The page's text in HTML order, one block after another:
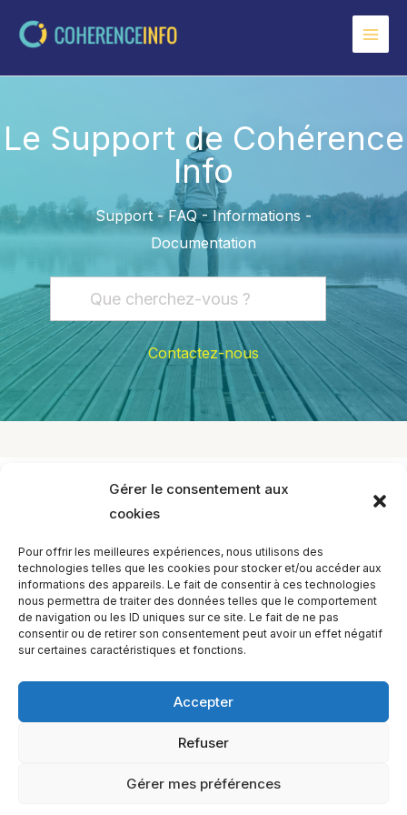
Gérer le consentement aux
cookies
Pour offrir les meilleures expériences, nous utilisons des
technologies telles que les cookies pour stocker et/ou accéder aux
informations des appareils. Le fait de consentir à ces technologies
nous permettra de traiter des données telles que le comportement
de navigation ou les ID uniques sur ce site. Le fait de ne pas
consentir ou de retirer son consentement peut avoir un effet négatif
sur certaines caractéristiques et fonctions.
Accepter
Refuser
Gérer mes préférences
Le Support de Cohérence
Info
Support - FAQ - Informations -
Documentation
Contactez-nous
Qui sommes-nous ?
L’Institut
Publié le 18 mai 2021 Mis à jour le 18 mai 2021
Par davidohare
H1Y 2J9 Canada